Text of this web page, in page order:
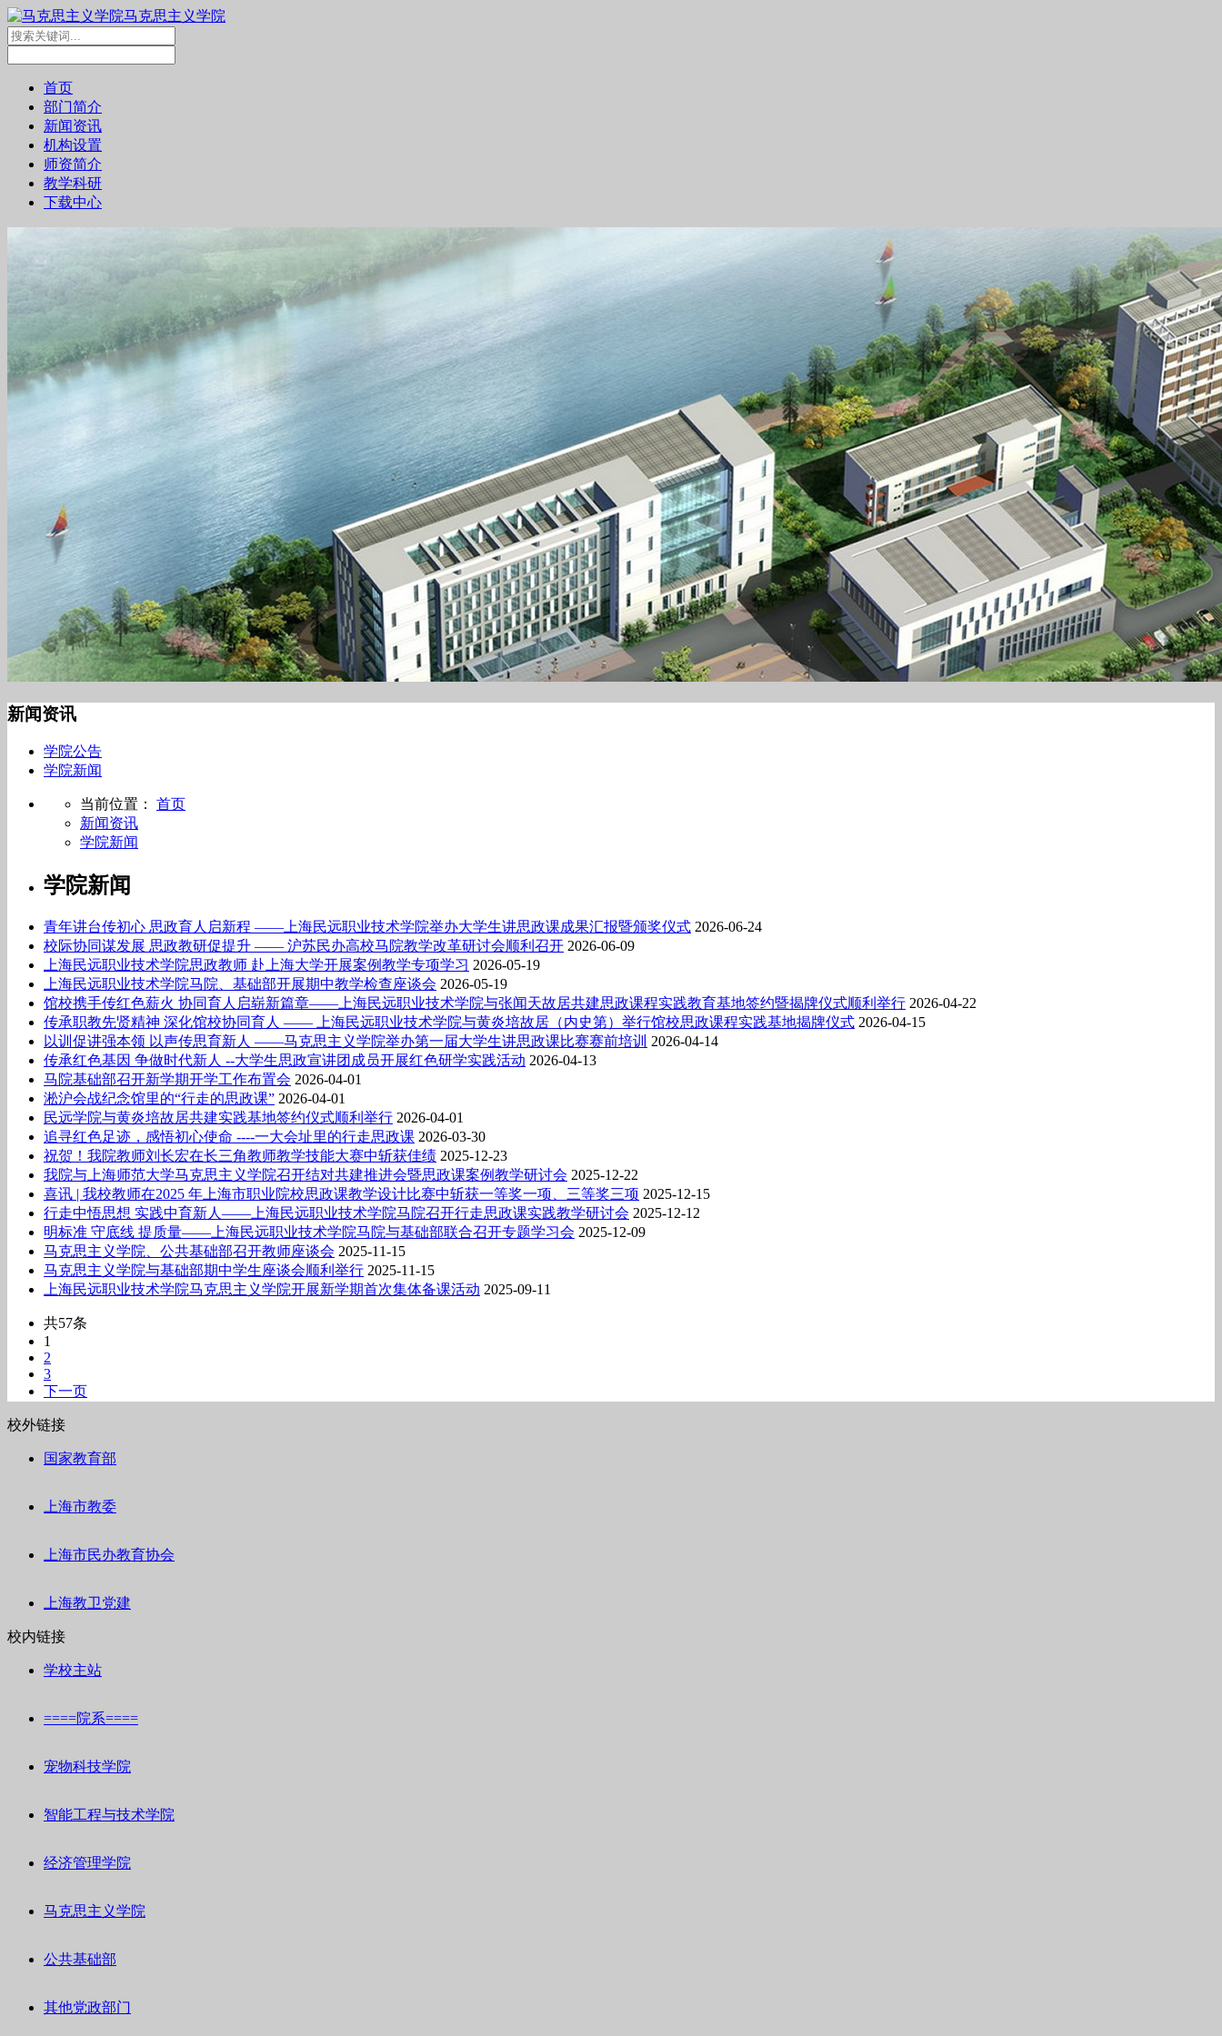
马克思主义学院
首页
部门简介
新闻资讯
机构设置
师资简介
教学科研
下载中心
新闻资讯
学院公告
学院新闻
当前位置： 首页
新闻资讯
学院新闻
学院新闻
青年讲台传初心 思政育人启新程 ——上海民远职业技术学院举办大学生讲思政课成果汇报暨颁奖仪式 2026-06-24
校际协同谋发展 思政教研促提升 —— 沪苏民办高校马院教学改革研讨会顺利召开 2026-06-09
上海民远职业技术学院思政教师 赴上海大学开展案例教学专项学习 2026-05-19
上海民远职业技术学院马院、基础部开展期中教学检查座谈会 2026-05-19
馆校携手传红色薪火 协同育人启崭新篇章——上海民远职业技术学院与张闻天故居共建思政课程实践教育基地签约暨揭牌仪式顺利举行 2026-04-22
传承职教先贤精神 深化馆校协同育人 —— 上海民远职业技术学院与黄炎培故居（内史第）举行馆校思政课程实践基地揭牌仪式 2026-04-15
以训促讲强本领 以声传思育新人 ——马克思主义学院举办第一届大学生讲思政课比赛赛前培训 2026-04-14
传承红色基因 争做时代新人 --大学生思政宣讲团成员开展红色研学实践活动 2026-04-13
马院基础部召开新学期开学工作布置会 2026-04-01
淞沪会战纪念馆里的“行走的思政课” 2026-04-01
民远学院与黄炎培故居共建实践基地签约仪式顺利举行 2026-04-01
追寻红色足迹，感悟初心使命 ----一大会址里的行走思政课 2026-03-30
祝贺！我院教师刘长宏在长三角教师教学技能大赛中斩获佳绩 2025-12-23
我院与上海师范大学马克思主义学院召开结对共建推进会暨思政课案例教学研讨会 2025-12-22
喜讯 | 我校教师在2025 年上海市职业院校思政课教学设计比赛中斩获一等奖一项、三等奖三项 2025-12-15
行走中悟思想 实践中育新人——上海民远职业技术学院马院召开行走思政课实践教学研讨会 2025-12-12
明标准 守底线 提质量——上海民远职业技术学院马院与基础部联合召开专题学习会 2025-12-09
马克思主义学院、公共基础部召开教师座谈会 2025-11-15
马克思主义学院与基础部期中学生座谈会顺利举行 2025-11-15
上海民远职业技术学院马克思主义学院开展新学期首次集体备课活动 2025-09-11
共57条
1
2
3
下一页
校外链接
国家教育部
上海市教委
上海市民办教育协会
上海教卫党建
校内链接
学校主站
====院系====
宠物科技学院
智能工程与技术学院
经济管理学院
马克思主义学院
公共基础部
其他党政部门